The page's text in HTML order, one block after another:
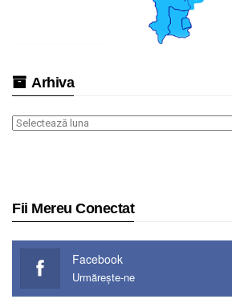
Arhiva
Arhiva
Fii Mereu Conectat
Facebook
Urmărește-ne